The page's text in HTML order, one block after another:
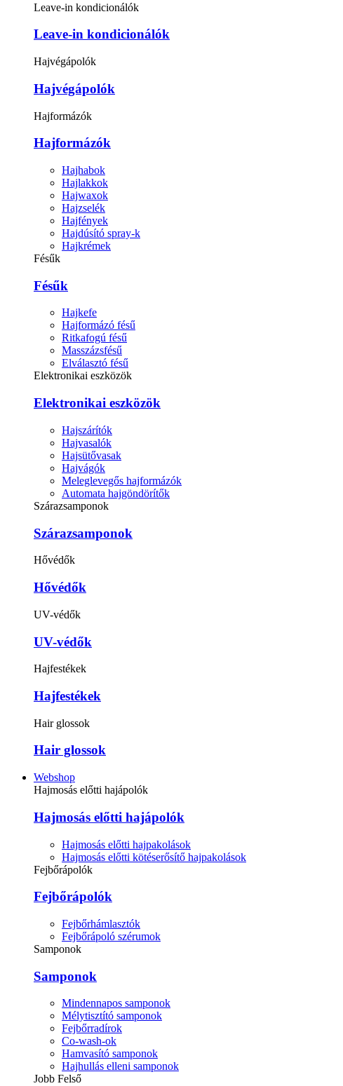
Leave-in kondicionálók
Leave-in kondicionálók
Hajvégápolók
Hajvégápolók
Hajformázók
Hajformázók
Hajhabok
Hajlakkok
Hajwaxok
Hajzselék
Hajfények
Hajdúsító spray-k
Hajkrémek
Fésűk
Fésűk
Hajkefe
Hajformázó fésű
Ritkafogú fésű
Masszázsfésű
Elválasztó fésű
Elektronikai eszközök
Elektronikai eszközök
Hajszárítók
Hajvasalók
Hajsütővasak
Hajvágók
Meleglevegős hajformázók
Automata hajgöndörítők
Szárazsamponok
Szárazsamponok
Hővédők
Hővédők
UV-védők
UV-védők
Hajfestékek
Hajfestékek
Hair glossok
Hair glossok
Webshop
Hajmosás előtti hajápolók
Hajmosás előtti hajápolók
Hajmosás előtti hajpakolások
Hajmosás előtti kötéserősítő hajpakolások
Fejbőrápolók
Fejbőrápolók
Fejbőrhámlasztók
Fejbőrápoló szérumok
Samponok
Samponok
Mindennapos samponok
Mélytisztító samponok
Fejbőrradírok
Co-wash-ok
Hamvasító samponok
Hajhullás elleni samponok
Jobb Felső